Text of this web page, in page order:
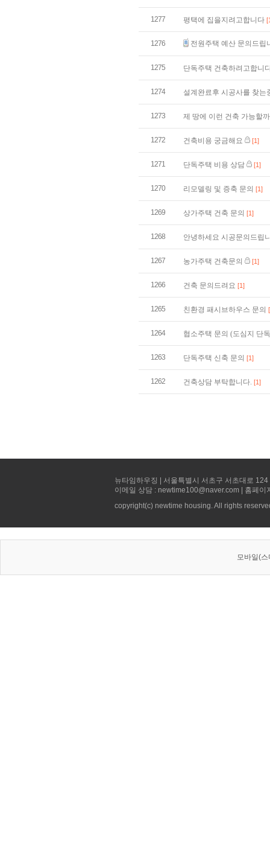
1277 평택에 집을지려고합니다
1276 전원주택 예산 문의드립
1275 단독주택 건축하려고합니
1274 설계완료후 시공사를 찾는
1273 제 땅에 이런 건축 가능할
1272 건축비용 궁금해요 [1]
1271 단독주택 비용 상담 [1]
1270 리모델링 및 증축 문의 [1]
1269 상가주택 건축 문의 [1]
1268 안녕하세요 시공문의드립
1267 농가주택 건축문의 [1]
1266 건축 문의드려요 [1]
1265 친환경 패시브하우스 문의
1264 협소주택 문의 (도심지 단
1263 단독주택 신축 문의 [1]
1262 건축상담 부탁합니다. [1]
뉴타임하우징 | 서울특별시 서초구 서초대로
이메일 상담 : newtime100@naver.com | 홈페
copyright(c) newtime housing. All rights
모바일(